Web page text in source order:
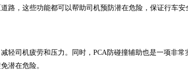
路，这些功能都可以帮助司机预防潜在危险，保证行车安
轻司机疲劳和压力。同时，PCA防碰撞辅助也是一项非
潜在危险。